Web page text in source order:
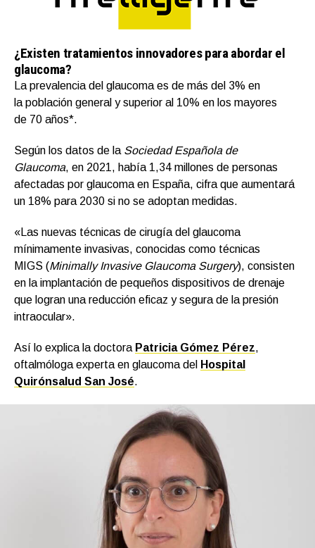
¿Existen tratamientos innovadores para abordar el
glaucoma?
La prevalencia del glaucoma es de más del 3% en
la población general y superior al 10% en los mayores
de 70 años*.
Según los datos de la Sociedad Española de
Glaucoma, en 2021, había 1,34 millones de personas
afectadas por glaucoma en España, cifra que aumentará
un 18% para 2030 si no se adoptan medidas.
«Las nuevas técnicas de cirugía del glaucoma
mínimamente invasivas, conocidas como técnicas
MIGS (Minimally Invasive Glaucoma Surgery), consisten
en la implantación de pequeños dispositivos de drenaje
que logran una reducción eficaz y segura de la presión
intraocular».
Así lo explica la doctora Patricia Gómez Pérez,
oftalmóloga experta en glaucoma del Hospital
Quirónsalud San José.